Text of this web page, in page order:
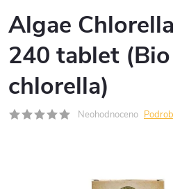
Algae
240 tablet
chlorella)
Neohodnoceno